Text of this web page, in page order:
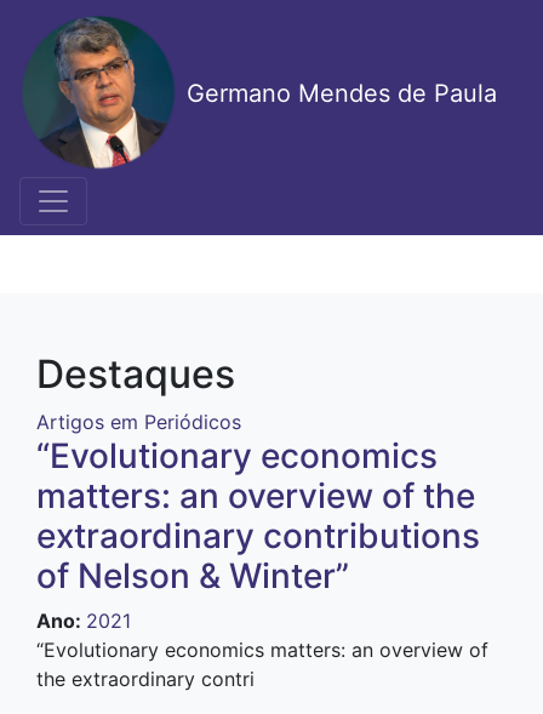
para
conteúdo
principal
Germano Mendes de Paula
Destaques
Artigos em Periódicos
“Evolutionary economics
matters: an overview of the
extraordinary contributions
of Nelson & Winter”
Ano: 2021
“Evolutionary economics matters: an overview of
the extraordinary contri